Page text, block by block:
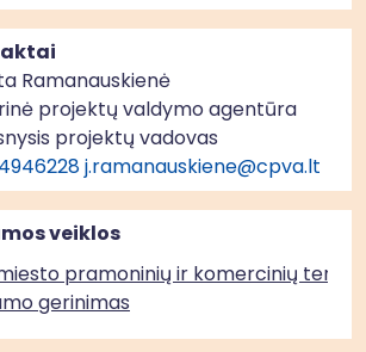
Ramanauskienė
projektų valdymo agentūra
projektų vadovas
j.ramanauskiene@cpva.lt
veiklos
pramoninių ir komercinių
gerinimas